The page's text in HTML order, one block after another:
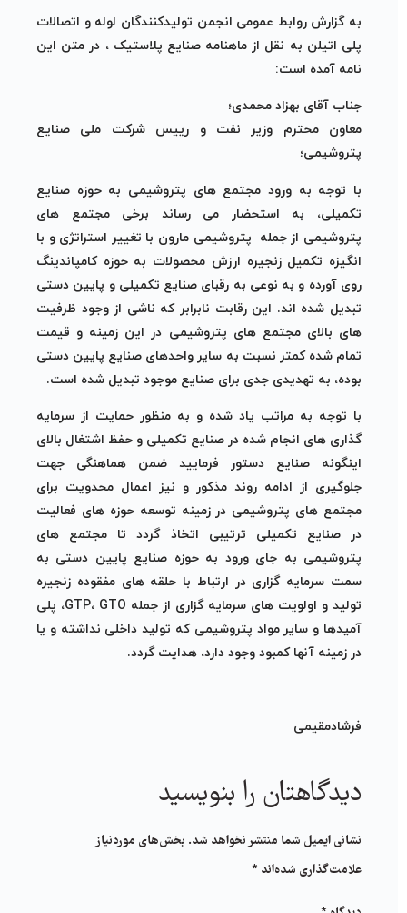
به گزارش روابط عمومی انجمن تولیدکنندگان لوله و اتصالات
پلی اتیلن به نقل از ماهنامه صنایع پلاستیک ، در متن این
نامه آمده است:
جناب آقای بهزاد محمدی؛
معاون محترم وزیر نفت و رییس شرکت ملی صنایع
پتروشیمی؛
با توجه به ورود مجتمع های پتروشیمی به حوزه صنایع
تکمیلی، به استحضار می رساند برخی مجتمع های
پتروشیمی از جمله پتروشیمی مارون با تغییر استراتژی و با
انگیزه تکمیل زنجیره ارزش محصولات به حوزه کامپاندینگ
روی آورده و به نوعی به رقبای صنایع تکمیلی و پایین دستی
تبدیل شده اند. این رقابت نابرابر که ناشی از وجود ظرفیت
های بالای مجتمع های پتروشیمی در این زمینه و قیمت
تمام شده کمتر نسبت به سایر واحدهای صنایع پایین دستی
بوده، به تهدیدی جدی برای صنایع موجود تبدیل شده است.
با توجه به مراتب یاد شده و به منظور حمایت از سرمایه
گذاری های انجام شده در صنایع تکمیلی و حفظ اشتغال بالای
اینگونه صنایع دستور فرمایید ضمن هماهنگی جهت
جلوگیری از ادامه روند مذکور و نیز اعمال محدویت برای
مجتمع های پتروشیمی در زمینه توسعه حوزه های فعالیت
در صنایع تکمیلی ترتیبی اتخاذ گردد تا مجتمع های
پتروشیمی به جای ورود به حوزه صنایع پایین دستی به
سمت سرمایه گزاری در ارتباط با حلقه های مفقوده زنجیره
تولید و اولویت های سرمایه گزاری از جمله GTP، GTO، پلی
آمیدها و سایر مواد پتروشیمی که تولید داخلی نداشته و یا
در زمینه آنها کمبود وجود دارد، هدایت گردد.
فرشادمقیمی
دیدگاهتان را بنویسید
نشانی ایمیل شما منتشر نخواهد شد. بخش‌های موردنیاز
علامت‌گذاری شده‌اند *